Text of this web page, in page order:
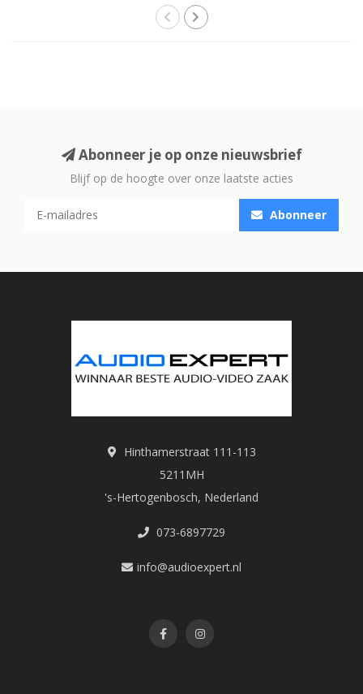
Abonneer je op onze nieuwsbrief
Blijf op de hoogte over onze laatste acties
Abonneer
Hinthamerstraat 111-113
5211MH
's-Hertogenbosch, Nederland
073-6897729
info@audioexpert.nl